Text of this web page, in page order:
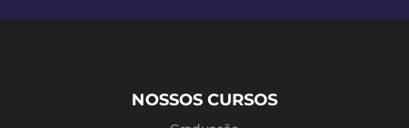
NOSSOS CURSOS